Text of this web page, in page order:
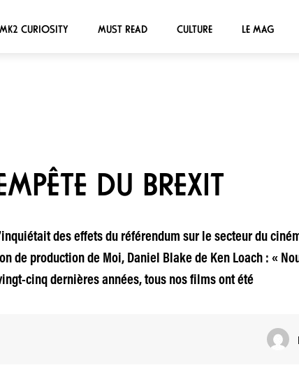
MK2 CURIOSITY MUST READ CULTURE LE MAG
DU BREXIT
des effets du référendum sur le secteur du
de production de Moi, Daniel Blake de Ken Loach : «
cinq dernières années, tous nos films ont été